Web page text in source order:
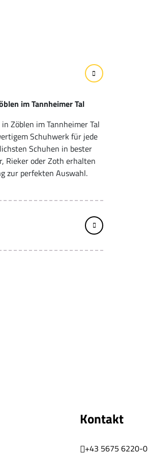
im Tannheimer Tal
Zöblen im Tannheimer Tal
Schuhwerk für jede
Schuhen in bester
Rieker oder Zoth erhalten
zur perfekten Auswahl.
Kontakt
+43 5675 6220-0